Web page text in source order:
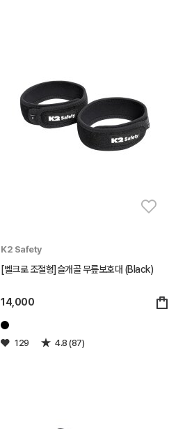
K2 Safety
[벨크로 조절형]슬개골 무릎보호대 (Black)
14,000
129 4.8 (87)